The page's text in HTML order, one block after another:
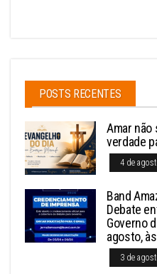
POSTS RECENTES
Amar
verdade
4 de
Band
Debate
Governo
agosto,
3 de